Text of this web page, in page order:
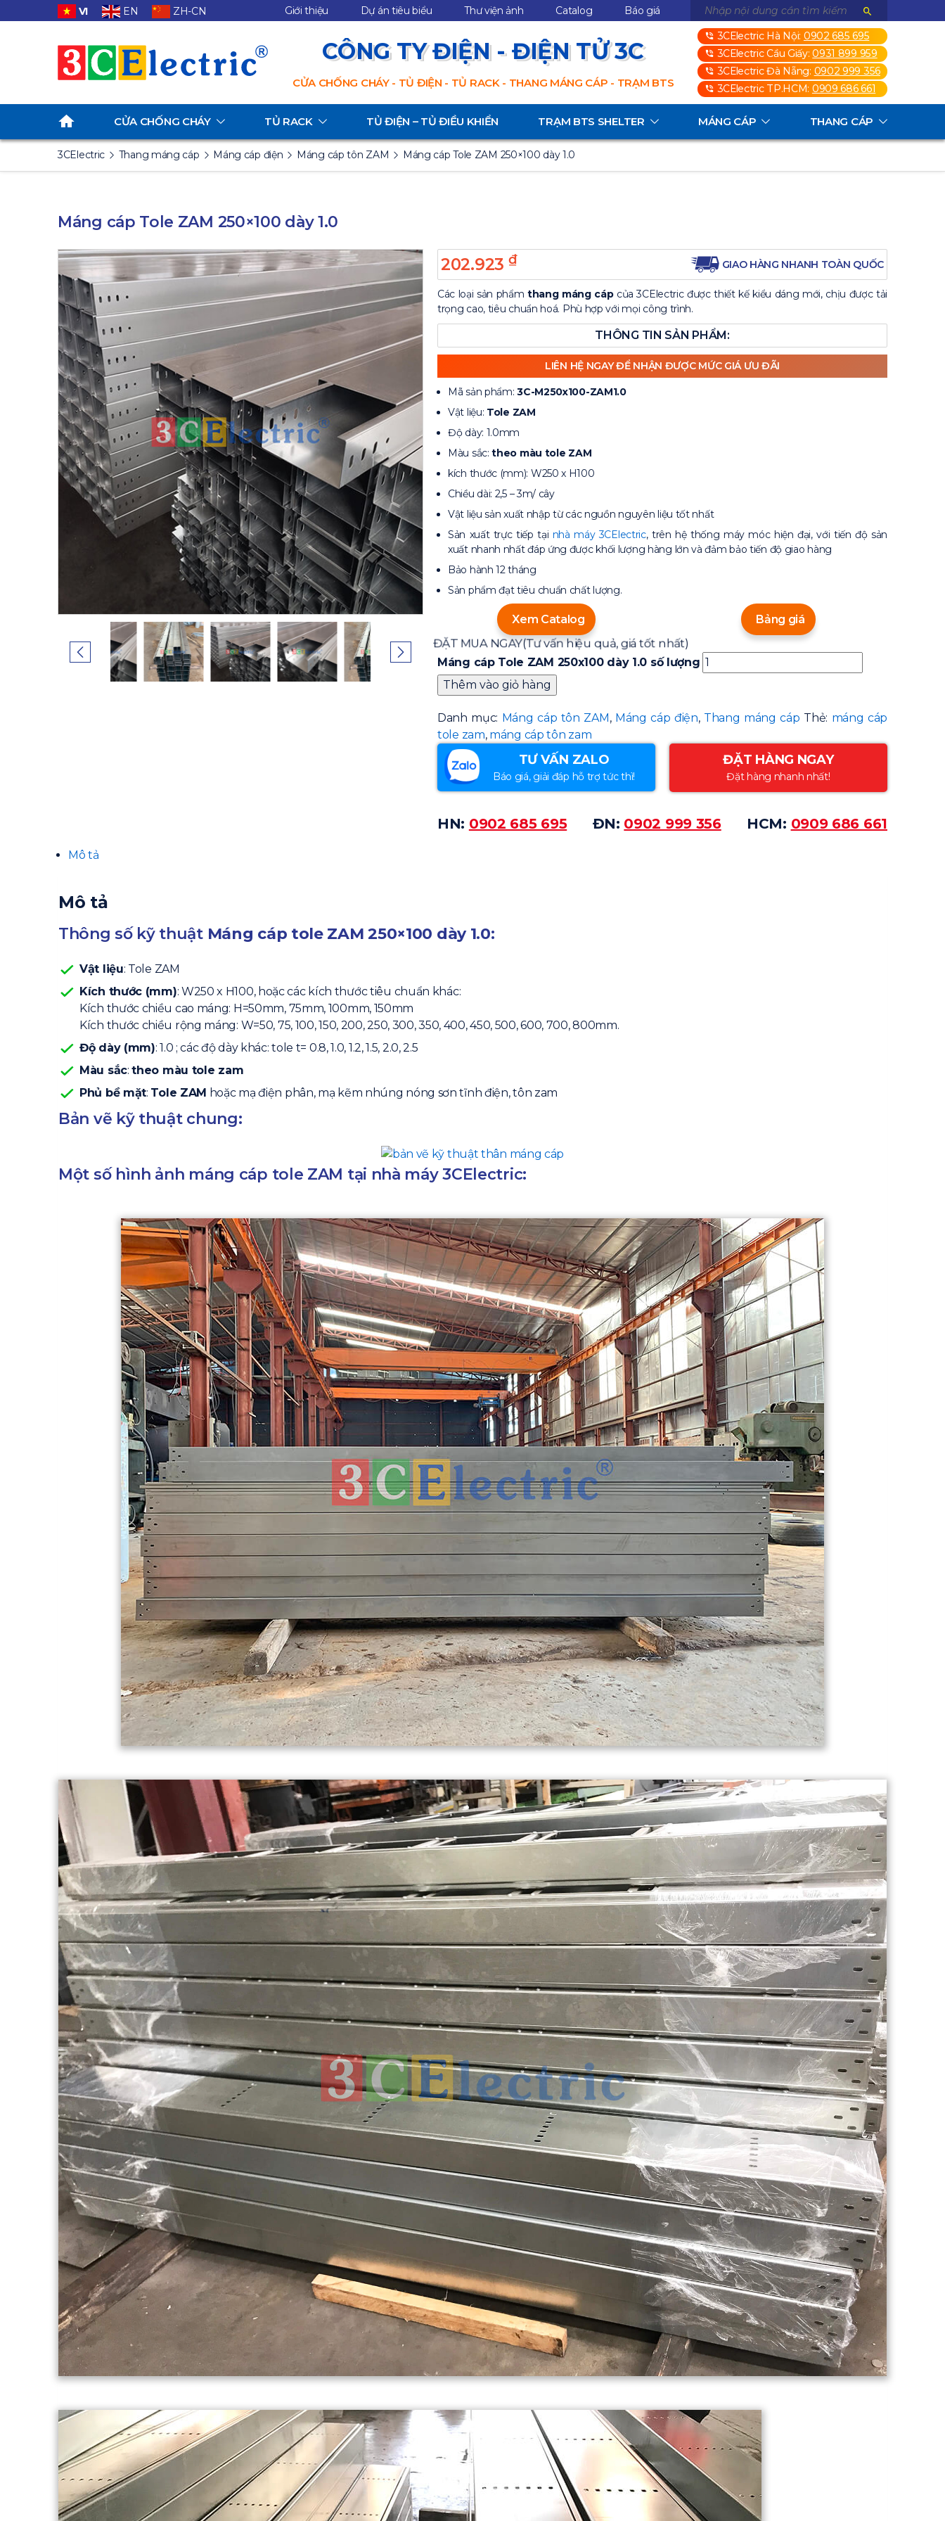
VI EN ZH-CN Giới thiệu Dự án tiêu biểu Thư viện ảnh Catalog Báo giá
CÔNG TY ĐIỆN - ĐIỆN TỬ 3C
CỬA CHỐNG CHÁY - TỦ ĐIỆN - TỦ RACK - THANG MÁNG CÁP - TRẠM BTS
3CElectric Hà Nội: 0902 685 695
3CElectric Cầu Giấy:0931 899 959
3CElectric Đà Nẵng: 0902 999 356
3CElectric TP.HCM: 0909 686 661
CỬA CHỐNG CHÁY TỦ RACK TỦ ĐIỆN – TỦ ĐIỀU KHIỂN TRẠM BTS SHELTER MÁNG CÁP THANG CÁP
3CElectric Thang máng cáp Máng cáp điện Máng cáp tôn ZAM Máng cáp Tole ZAM 250×100 dày 1.0
Máng cáp Tole ZAM 250×100 dày 1.0
202.923 ₫ GIAO HÀNG NHANH TOÀN QUỐC
Các loại sản phẩm thang máng cápcủa 3CElectric được thiết kế kiểu dáng mới, chịu được tải
trọng cao, tiêu chuẩn hoá. Phù hợp với mọi công trình.
THÔNG TIN SẢN PHẨM:
LIÊN HỆ NGAY ĐỂ NHẬN ĐƯỢC MỨC GIÁ ƯU ĐÃI
Mã sản phẩm:3C-M250x100-ZAM1.0
Vật liệu: Tole ZAM
Độ dày: 1.0mm
Màu sắc:theo màu tole ZAM
kích thước (mm): W250 x H100
Chiều dài: 2,5 – 3m/ cây
Vật liệu sản xuất nhập từ các nguồn nguyên liệu tốt nhất
Sản xuất trực tiếp tại nhà máy 3CElectric, trên hệ thống máy móc hiện đại, với tiến độ sản
xuất nhanh nhất đáp ứng được khối lượng hàng lớn và đảm bảo tiến độ giao hàng
Bảo hành 12 tháng
Sản phẩm đạt tiêu chuẩn chất lượng.
Xem Catalog Bảng giá
ĐẶT MUA NGAY(Tư vấn hiệu quả, giá tốt nhất)
Máng cáp Tole ZAM 250x100 dày 1.0 số lượng
Thêm vào giỏ hàng
Danh mục: Máng cáp tôn ZAM, Máng cáp điện, Thang máng cáp Thẻ: máng cáp
tole zam, máng cáp tôn zam
TƯ VẤN ZALO
Báo giá, giải đáp hỗ trợ tức thì!
ĐẶT HÀNG NGAY
Đặt hàng nhanh nhất!
HN: 0902 685 695 ĐN: 0902 999 356 HCM: 0909 686 661
Mô tả
Mô tả
Thông số kỹ thuật Máng cáp tole ZAM 250×100 dày 1.0:
Vật liệu: Tole ZAM
Kích thước (mm): W250 x H100, hoặc các kích thước tiêu chuẩn khác:
Kích thước chiều cao máng: H=50mm, 75mm, 100mm, 150mm
Kích thước chiều rộng máng: W=50, 75, 100, 150, 200, 250, 300, 350, 400, 450, 500, 600, 700, 800mm.
Độ dày (mm): 1.0 ; các độ dày khác: tole t= 0.8, 1.0, 1.2, 1.5, 2.0, 2.5
Màu sắc:theo màu tole zam
Phủ bề mặt: Tole ZAM hoặc mạ điện phân, mạ kẽm nhúng nóng sơn tĩnh điện, tôn zam
Bản vẽ kỹ thuật chung:
Một số hình ảnh máng cáp tole ZAM tại nhà máy 3CElectric: